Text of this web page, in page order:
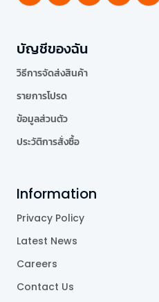
บัญชีของฉัน
วิธีการจัดส่งสินค้า
รายการโปรด
ข้อมูลส่วนตัว
ประวัติการสั่งซื้อ
Information
Privacy Policy
Latest News
Careers
Contact Us